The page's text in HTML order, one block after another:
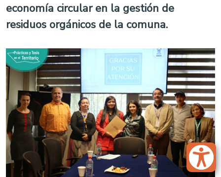
economía circular en la gestión de
residuos orgánicos de la comuna.